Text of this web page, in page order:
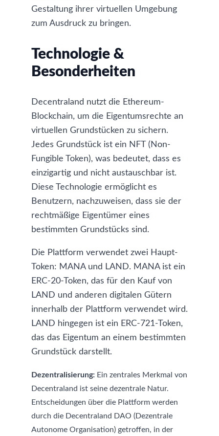
Gestaltung ihrer virtuellen Umgebung
zum Ausdruck zu bringen.
Technologie &
Besonderheiten
Decentraland nutzt die Ethereum-
Blockchain, um die Eigentumsrechte an
virtuellen Grundstücken zu sichern.
Jedes Grundstück ist ein NFT (Non-
Fungible Token), was bedeutet, dass es
einzigartig und nicht austauschbar ist.
Diese Technologie ermöglicht es
Benutzern, nachzuweisen, dass sie der
rechtmäßige Eigentümer eines
bestimmten Grundstücks sind.
Die Plattform verwendet zwei Haupt-
Token: MANA und LAND. MANA ist ein
ERC-20-Token, das für den Kauf von
LAND und anderen digitalen Gütern
innerhalb der Plattform verwendet wird.
LAND hingegen ist ein ERC-721-Token,
das das Eigentum an einem bestimmten
Grundstück darstellt.
Dezentralisierung: Ein zentrales Merkmal von
Decentraland ist seine dezentrale Natur.
Entscheidungen über die Plattform werden
durch die Decentraland DAO (Dezentrale
Autonome Organisation) getroffen, in der